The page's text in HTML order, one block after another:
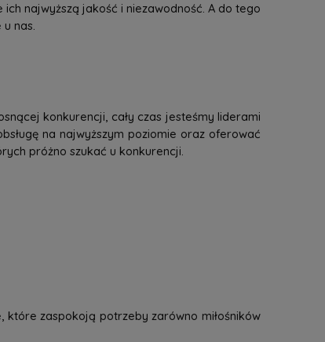
najwyższą jakość i niezawodność. A do tego
nas.
konkurencji, cały czas jesteśmy liderami
na najwyższym poziomie oraz oferować
próżno szukać u konkurencji.
które zaspokoją potrzeby zarówno miłośników